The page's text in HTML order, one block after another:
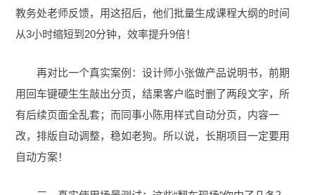
教务处老师反馈，用这招后，他们批量生成课程大纲的时间
从3小时缩短到20分钟，效率提升9倍！
再对比一个真实案例：设计师小张做产品说明书，前期
用回车键硬生生敲出分页，结果客户临时删了两段文字，所
有后续页面全乱套；而同事小陈用样式自动分页，内容一
改，排版自动调整，稳如老狗。所以说，长期项目一定要用
自动方案！